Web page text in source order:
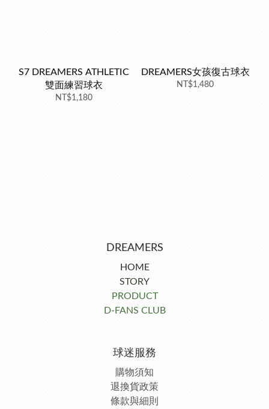
S7 DREAMERS ATHLETIC
雙面練習球衣
NT$1,180
DREAMERS女孩復古球衣
NT$1,480
DREAMERS
HOME
STORY
PRODUCT
D-FANS CLUB
球迷服務
購物須知
退換貨政策
條款與細則